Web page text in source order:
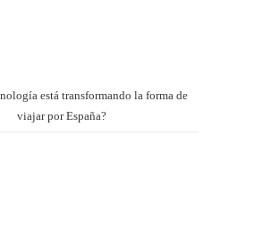
está transformando la forma de
viajar por España?